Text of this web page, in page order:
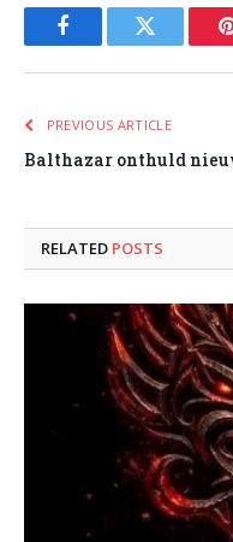
FacebookTwitter
PREVIOUS ARTICLE
Balthazar onthuld
RELATED POSTS